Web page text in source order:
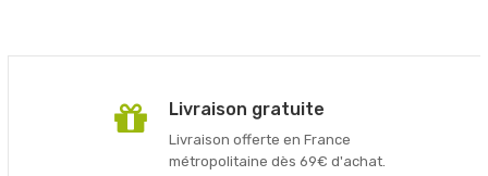
Livraison gratuite
Livraison offerte en France
métropolitaine dès 69€ d'achat.